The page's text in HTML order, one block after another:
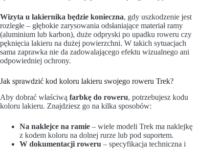
Wizyta u lakiernika będzie konieczna, gdy uszkodzenie jest
rozległe – głębokie zarysowania odsłaniające materiał ramy
(aluminium lub karbon), duże odpryski po upadku roweru czy
pęknięcia lakieru na dużej powierzchni. W takich sytuacjach
sama zaprawka nie da zadowalającego efektu wizualnego ani
odpowiedniej ochrony.
Jak sprawdzić kod koloru lakieru swojego roweru Trek?
Aby dobrać właściwą farbkę do roweru, potrzebujesz kodu
koloru lakieru. Znajdziesz go na kilka sposobów:
Na naklejce na ramie – wiele modeli Trek ma naklejkę
z kodem koloru na dolnej rurze lub pod suportem.
W dokumentacji roweru – specyfikacja techniczna i